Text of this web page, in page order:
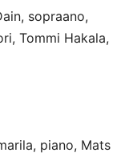
sopraano,
Tommi Hakala,
piano, Mats